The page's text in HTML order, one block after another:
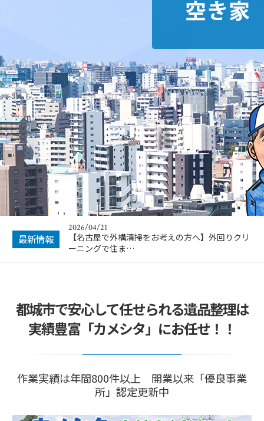
最新情報
2026/04/21
【名古屋で外構清掃をお考えの方へ】外回りクリ
ーニングで住ま…
都城市で安心して任せられる遺品整理は
実績豊富「カメシタ」にお任せ！！
作業実績は年間800件以上 開業以来「優良事業
所」認定更新中